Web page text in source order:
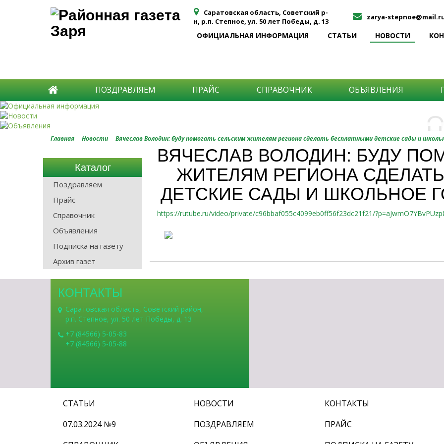
Саратовская область, Советский р-
н, р.п. Степное, ул. 50 лет Победы, д. 13
zarya-
ОФИЦИАЛЬНАЯ ИНФОРМАЦИЯ СТАТЬИ НОВОСТИ
ПОЗДРАВЛЯЕМ ПРАЙС СПРАВОЧНИК ОБЪЯВЛЕНИЯ
-
-
-
-
-
О
Главная - Новости - Вячеслав Володин: буду помогать сельским жителям региона сделать бесплатными детские сады и
Каталог
Поздравляем
Прайс
Справочник
Объявления
Подписка на газету
Архив газет
ВЯЧЕСЛАВ ВОЛОДИН: БУДУ
ЖИТЕЛЯМ РЕГИОНА
ДЕТСКИЕ САДЫ И ШКОЛЬНОЕ
https://rutube.ru/video/private/c96bbaf055c4099eb0ff56f23dc21f21/
КОНТАКТЫ
Саратовская область, Советский район,
р.п. Степное, ул. 50 лет Победы, д. 13
+7 (84566) 5-05-83
+7 (84566) 5-05-88
СТАТЬИ НОВОСТИ
КОНТАКТЫ
07.03.2024 №9
ПОЗДРАВЛЯЕМ
ПРАЙС